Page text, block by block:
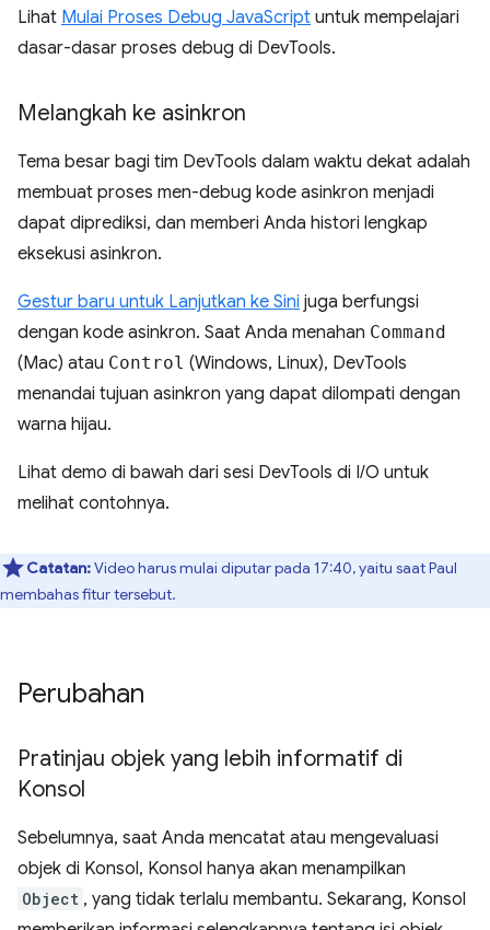
Lihat Mulai Proses Debug JavaScript untuk mempelajari
dasar-dasar proses debug di DevTools.
Melangkah ke asinkron
Tema besar bagi tim DevTools dalam waktu dekat adalah
membuat proses men-debug kode asinkron menjadi
dapat diprediksi, dan memberi Anda histori lengkap
eksekusi asinkron.
Gestur baru untuk Lanjutkan ke Sini juga berfungsi
dengan kode asinkron. Saat Anda menahan Command
(Mac) atau Control (Windows, Linux), DevTools
menandai tujuan asinkron yang dapat dilompati dengan
warna hijau.
Lihat demo di bawah dari sesi DevTools di I/O untuk
melihat contohnya.
Catatan:Video harus mulai diputar pada 17:40, yaitu saat Paul
membahas fitur tersebut.
Perubahan
Pratinjau objek yang lebih informatif di
Konsol
Sebelumnya, saat Anda mencatat atau mengevaluasi
objek di Konsol, Konsol hanya akan menampilkan
Object , yang tidak terlalu membantu. Sekarang, Konsol